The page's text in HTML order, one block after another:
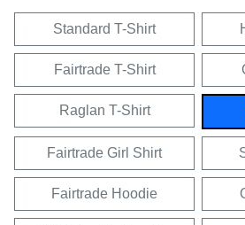
Standard T-Shirt
Fairtrade T-Shirt
Raglan T-Shirt
Fairtrade Girl Shirt
Fairtrade Hoodie